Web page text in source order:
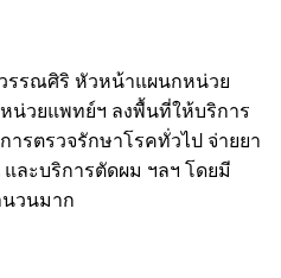
รรณศิริ หัวหน้าแผนกหน่วย
น่วยแพทย์ฯ ลงพื้นที่ให้บริการ
รตรวจรักษาโรคทั่วไป จ่ายยา
ละบริการตัดผม ฯลฯ โดยมี
นวนมาก